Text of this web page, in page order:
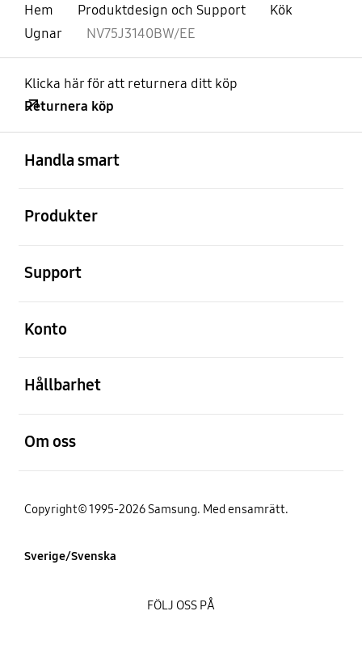
Hem Produktdesign och Support
Kök
Ugnar
NV75J3140BW/EE
Klicka här för att returnera ditt köp
Returnera köp
Handla smart
Produkter
Support
Konto
Hållbarhet
Om oss
Copyright© 1995-2026 Samsung. Med ensamrätt.
Sverige/Svenska
FÖLJ OSS PÅ